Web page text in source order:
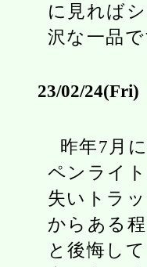
に見れば
沢な一品
23/02/24(Fri)
昨年7月
ペンライ
失いトラ
からある
と後悔し